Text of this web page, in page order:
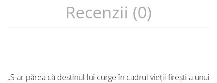
Recenzii (0)
„S-ar părea că destinul lui curge în cadrul vieții firești a unui